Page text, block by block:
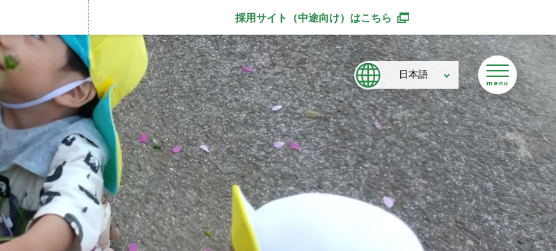
採用サイト（中途向け） はこちら
別ウィンドウで開きます
日本語